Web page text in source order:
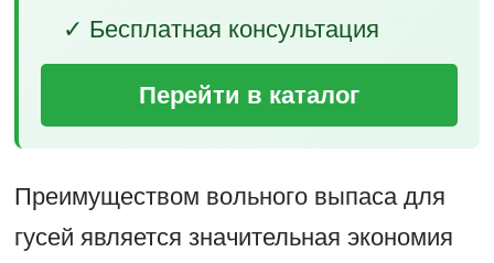
✓ Бесплатная консультация
Перейти в каталог
Преимуществом вольного выпаса для
гусей является значительная экономия